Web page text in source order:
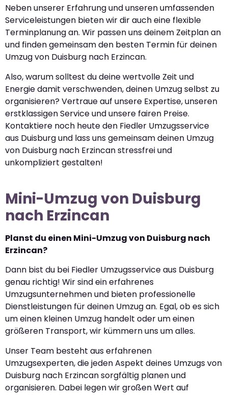
Neben unserer Erfahrung und unseren umfassenden
Serviceleistungen bieten wir dir auch eine flexible
Terminplanung an. Wir passen uns deinem Zeitplan an
und finden gemeinsam den besten Termin für deinen
Umzug von Duisburg nach Erzincan.
Also, warum solltest du deine wertvolle Zeit und
Energie damit verschwenden, deinen Umzug selbst zu
organisieren? Vertraue auf unsere Expertise, unseren
erstklassigen Service und unsere fairen Preise.
Kontaktiere noch heute den Fiedler Umzugsservice
aus Duisburg und lass uns gemeinsam deinen Umzug
von Duisburg nach Erzincan stressfrei und
unkompliziert gestalten!
Mini-Umzug von Duisburg
nach Erzincan
Planst du einen Mini-Umzug von Duisburg nach
Erzincan?
Dann bist du bei Fiedler Umzugsservice aus Duisburg
genau richtig! Wir sind ein erfahrenes
Umzugsunternehmen und bieten professionelle
Dienstleistungen für deinen Umzug an. Egal, ob es sich
um einen kleinen Umzug handelt oder um einen
größeren Transport, wir kümmern uns um alles.
Unser Team besteht aus erfahrenen
Umzugsexperten, die jeden Aspekt deines Umzugs von
Duisburg nach Erzincan sorgfältig planen und
organisieren. Dabei legen wir großen Wert auf